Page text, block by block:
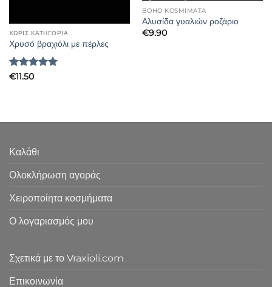
ΧΩΡΊΣ ΚΑΤΗΓΟΡΊΑ
Χρυσό βραχιόλι με πέρλες
Βαθμολογήθηκε
€11.50
BOHO KOSMIMATA
Αλυσίδα γυαλιών ροζάριο
€9.90
Καλάθι
Ολοκλήρωση αγοράς
Χειροποίητα κοσμήματα
Ο λογαριασμός μου
Σχετικά με το Vraxioli.com
Επικοινωνία